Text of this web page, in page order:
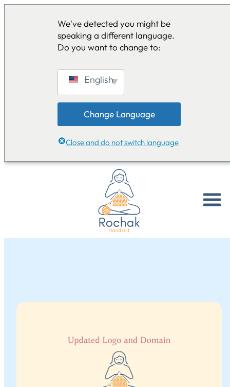
We've detected you might be
speaking a different language.
Do you want to change to:
English
Change Language
Close and do not switch language